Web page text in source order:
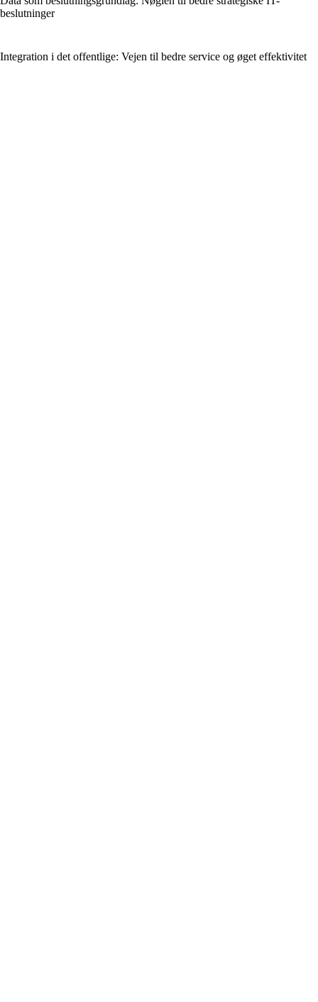
beslutninger
Integration i det offentlige: Vejen til bedre service og øget effektivitet